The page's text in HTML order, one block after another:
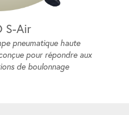
S-Air
pneumatique haute
pour répondre aux
de boulonnage